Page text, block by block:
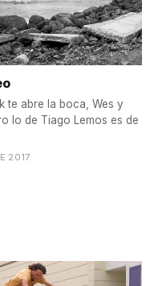
te abre la boca, Wes y
lo de Tiago Lemos es de
2017